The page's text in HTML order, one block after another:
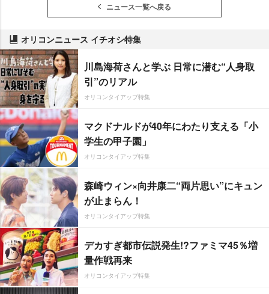
ニュース一覧へ戻る
オリコンニュース イチオシ特集
川島海荷さんと学ぶ 日常に潜む“人身取
引”のリアル
オリコンタイアップ特集
マクドナルドが40年にわたり支える「小
学生の甲子園」
オリコンタイアップ特集
森崎ウィン×向井康二“両片思い”にキュン
が止まらん！
オリコンタイアップ特集
デカすぎ都市伝説発生!?ファミマ45％増
量作戦再来
オリコンタイアップ特集